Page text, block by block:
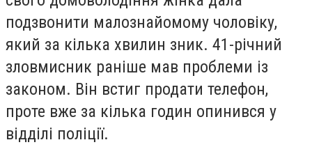
подзвонити малознайомому чоловіку,
який за кілька хвилин зник. 41-річний
зловмисник раніше мав проблеми із
законом. Він встиг продати телефон,
проте вже за кілька годин опинився у
відділі поліції.